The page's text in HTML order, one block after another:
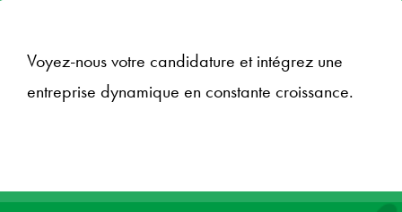
Voyez-nous votre candidature et intégrez une
entreprise dynamique en constante croissance.